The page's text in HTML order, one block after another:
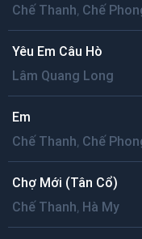
Chế Thanh, Chế
Yêu Em Câu Hò
Lâm Quang Long
Em
Chế Thanh, Chế
Chợ Mới (Tân Cổ)
Chế Thanh, Hà My